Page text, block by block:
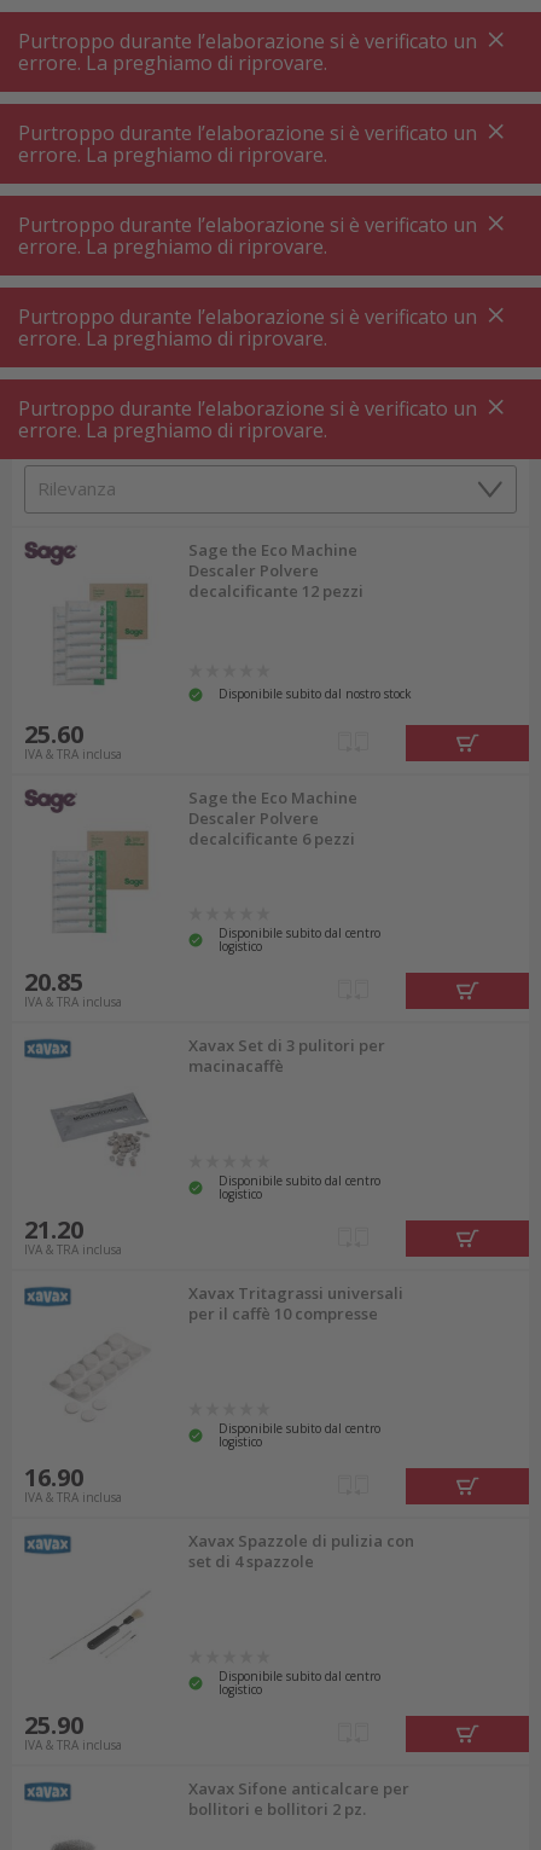
A +++
A+++
A +++
A+++
MyPost
MyPost
MENU RICERCA
Accessori macchina caffè ⋅ accessori macchina tè
Decalcificante macchina caffè
Decalcificante macchina caffè
Filtri prodotto
Ordinare per
Sage the Eco Machine
Descaler Polvere
decalcificante 12 pezzi
Disponibile subito dal nostro stock
25.60
IVA & TRA inclusa
Sage the Eco Machine
Descaler Polvere
decalcificante 6 pezzi
Disponibile subito dal centro
logistico
20.85
IVA & TRA inclusa
Xavax Set di 3 pulitori per
macinacaffè
Disponibile subito dal centro
logistico
21.20
IVA & TRA inclusa
Xavax Tritagrassi universali
per il caffè 10 compresse
Disponibile subito dal centro
logistico
16.90
IVA & TRA inclusa
Xavax Spazzole di pulizia con
set di 4 spazzole
Disponibile subito dal centro
logistico
25.90
IVA & TRA inclusa
Xavax Sifone anticalcare per
bollitori e bollitori 2 pz.
Purtroppo durante l’elaborazione si è verificato un
errore. La preghiamo di riprovare.
Purtroppo durante l’elaborazione si è verificato un
errore. La preghiamo di riprovare.
Purtroppo durante l’elaborazione si è verificato un
errore. La preghiamo di riprovare.
Purtroppo durante l’elaborazione si è verificato un
errore. La preghiamo di riprovare.
Purtroppo durante l’elaborazione si è verificato un
errore. La preghiamo di riprovare.